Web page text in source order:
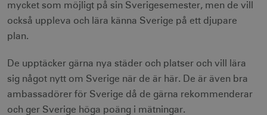
mycket som möjligt på sin Sverigesemester, men de vill
också uppleva och lära känna Sverige på ett djupare
plan.
De upptäcker gärna nya städer och platser och vill lära
sig något nytt om Sverige när de är här. De är även bra
ambassadörer för Sverige då de gärna rekommenderar
och ger Sverige höga poäng i mätningar.